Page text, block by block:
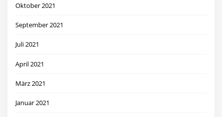
Oktober 2021
September 2021
Juli 2021
April 2021
März 2021
Januar 2021